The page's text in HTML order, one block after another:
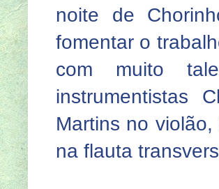
noite de
fomentar o
com muito
instrumentistas
Martins no
na flauta